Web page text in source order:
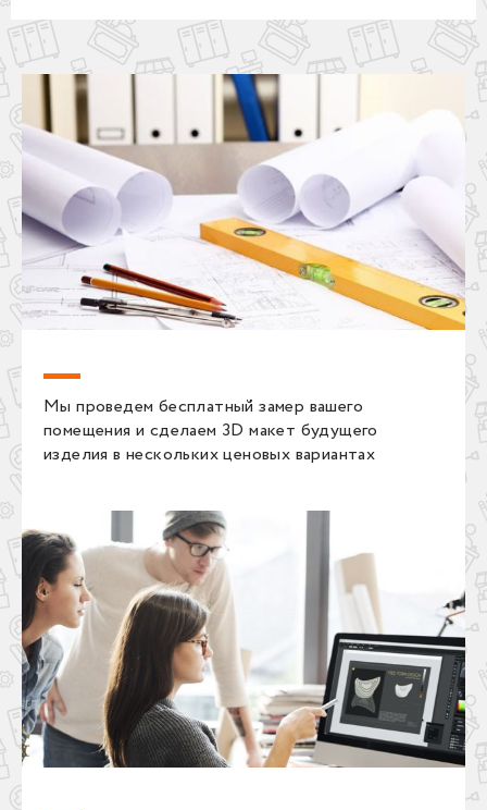
Мы проведем бесплатный замер вашего
помещения и сделаем 3D макет будущего
изделия в нескольких ценовых вариантах